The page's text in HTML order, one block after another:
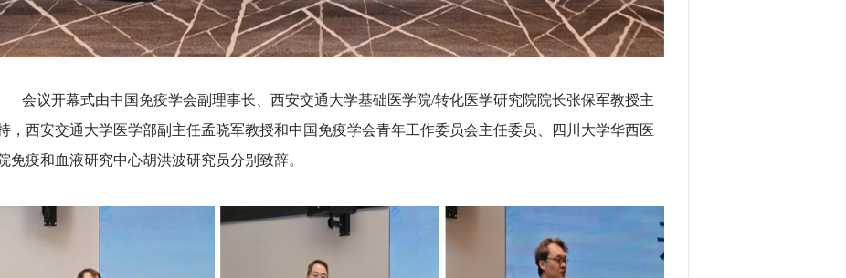
会议开幕式由中国免疫学会副理事长、西安交通大学基础医学院/转化医学研究院院长张保军教授主
，西安交通大学医学部副主任孟晓军教授和中国免疫学会青年工作委员会主任委员、四川大学华西医
免疫和血液研究中心胡洪波研究员分别致辞。